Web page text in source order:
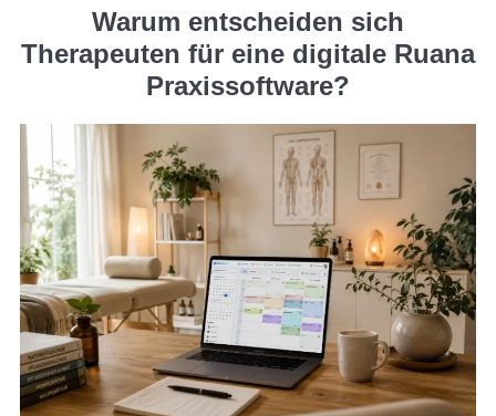
Warum entscheiden sich
Therapeuten für eine digitale Ruana
Praxissoftware?